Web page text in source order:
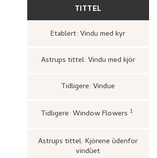
TITTEL
Etablert: Vindu med kyr
Astrups tittel: Vindu med kjör
Tidligere: Vindue
Tidligere: Window Flowers 1
Astrups tittel: Kjörene ùdenfor
vindùet